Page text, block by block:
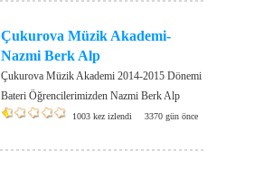
Çukurova Müzik Akademi-
Nazmi Berk Alp
Çukurova Müzik Akademi 2014-2015 Dönemi
Bateri Öğrencilerimizden Nazmi Berk Alp
1003 kez izlendi 3370 gün önce